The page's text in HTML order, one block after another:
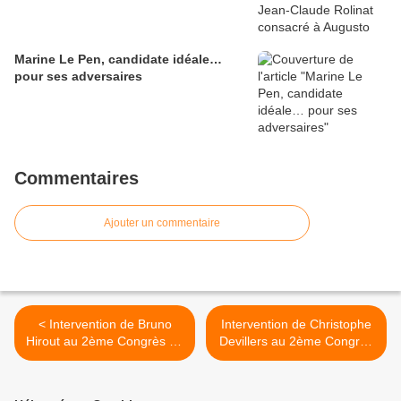
Marine Le Pen, candidate idéale…
pour ses adversaires
Commentaires
Ajouter un commentaire
< Intervention de Bruno
Hirout au 2ème Congrès du
Parti de la France
Intervention de Christophe
Devillers au 2ème Congrès
du Parti de la France >